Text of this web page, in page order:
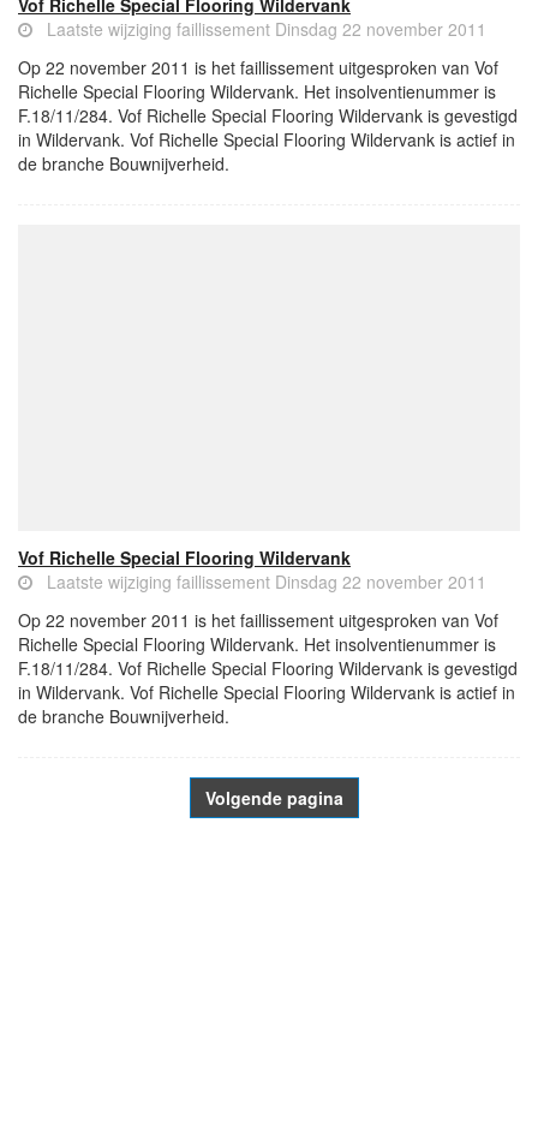
Laatste wijziging faillissement Dinsdag 22 november 2011
Op 22 november 2011 is het faillissement uitgesproken van Vof
Richelle Special Flooring Wildervank. Het insolventienummer is
F.18/11/284. Vof Richelle Special Flooring Wildervank is gevestigd
in Wildervank. Vof Richelle Special Flooring Wildervank is actief in
de branche Bouwnijverheid.
Vof Richelle Special Flooring Wildervank
Laatste wijziging faillissement Dinsdag 22 november 2011
Op 22 november 2011 is het faillissement uitgesproken van Vof
Richelle Special Flooring Wildervank. Het insolventienummer is
F.18/11/284. Vof Richelle Special Flooring Wildervank is gevestigd
in Wildervank. Vof Richelle Special Flooring Wildervank is actief in
de branche Bouwnijverheid.
Volgende pagina